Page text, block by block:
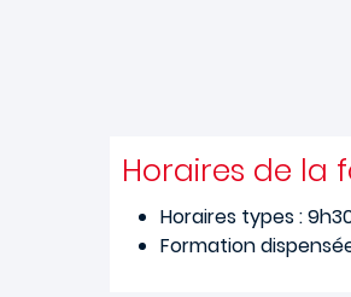
Horaires de la
Horaires types :
Formation